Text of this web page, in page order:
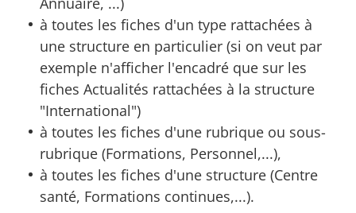
à toutes les fiches d'un type rattachées à
une structure en particulier (si on veut par
exemple n'afficher l'encadré que sur les
fiches Actualités rattachées à la structure
"International")
à toutes les fiches d'une rubrique ou sous-
rubrique (Formations, Personnel,...),
à toutes les fiches d'une structure (Centre
santé, Formations continues,...).